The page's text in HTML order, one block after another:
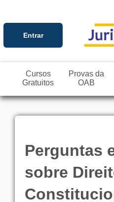
Entrar
Cursos
Gratuitos
Provas da
OAB
Perguntas
sobre